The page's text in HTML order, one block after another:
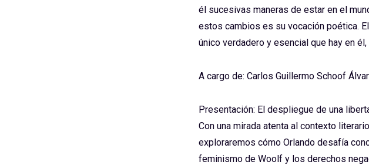
él sucesivas maneras de estar en el
estos cambios es su vocación poética.
único verdadero y esencial que hay en
A cargo de: Carlos Guillermo Schoof
Presentación: El despliegue de una
Con una mirada atenta al contexto
exploraremos cómo Orlando desafía
feminismo de Woolf y los derechos